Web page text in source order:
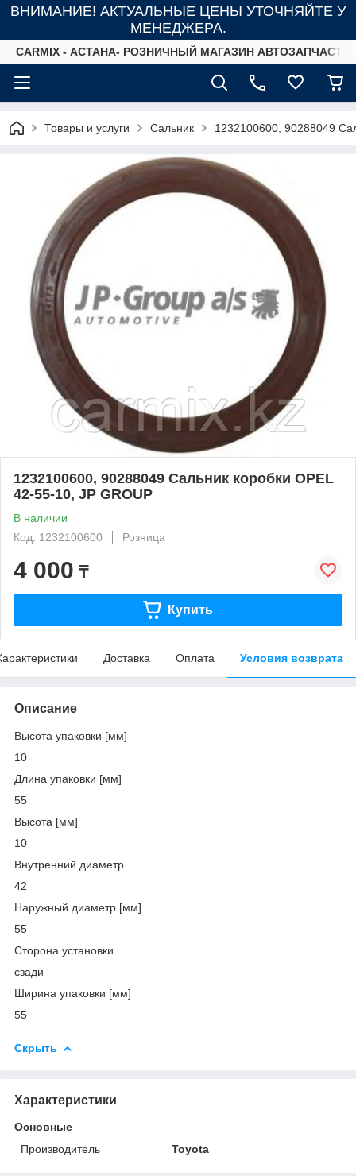
ВНИМАНИЕ! АКТУАЛЬНЫЕ ЦЕНЫ УТОЧНЯЙТЕ У
МЕНЕДЖЕРА.
СARMIX - АСТАНА- РОЗНИЧНЫЙ МАГАЗИН
Товары и услуги Сальник 1232100600, 90288049
1232100600, 90288049 Сальник коробки OPEL
42-55-10, JP GROUP
В наличии
Код: 1232100600
Розница
4 000 ₸
Купить
Доставка Оплата Условия возврата
Описание
Высота упаковки [мм]
10
Длина упаковки [мм]
55
Высота [мм]
10
Внутренний диаметр
42
Наружный диаметр [мм]
55
Сторона установки
сзади
Ширина упаковки [мм]
55
Скрыть
Характеристики
Основные
Производитель
Toyota